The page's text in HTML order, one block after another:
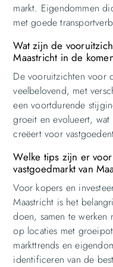
markt. Eigendommen
met goede
Wat zijn de
Maastricht in de
De vooruitzichten voor
veelbelovend, met
een voortdurende
groeit en evolueert, wat
creëert voor
Welke tips zijn er
vastgoedmarkt van
Voor kopers en
Maastricht is het
doen, samen te werken
op locaties met
markttrends en
identificeren van de